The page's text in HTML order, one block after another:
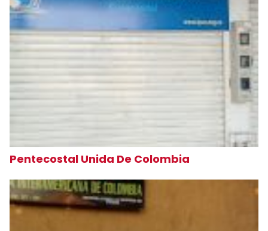
Pentecostal Unida De Colombia